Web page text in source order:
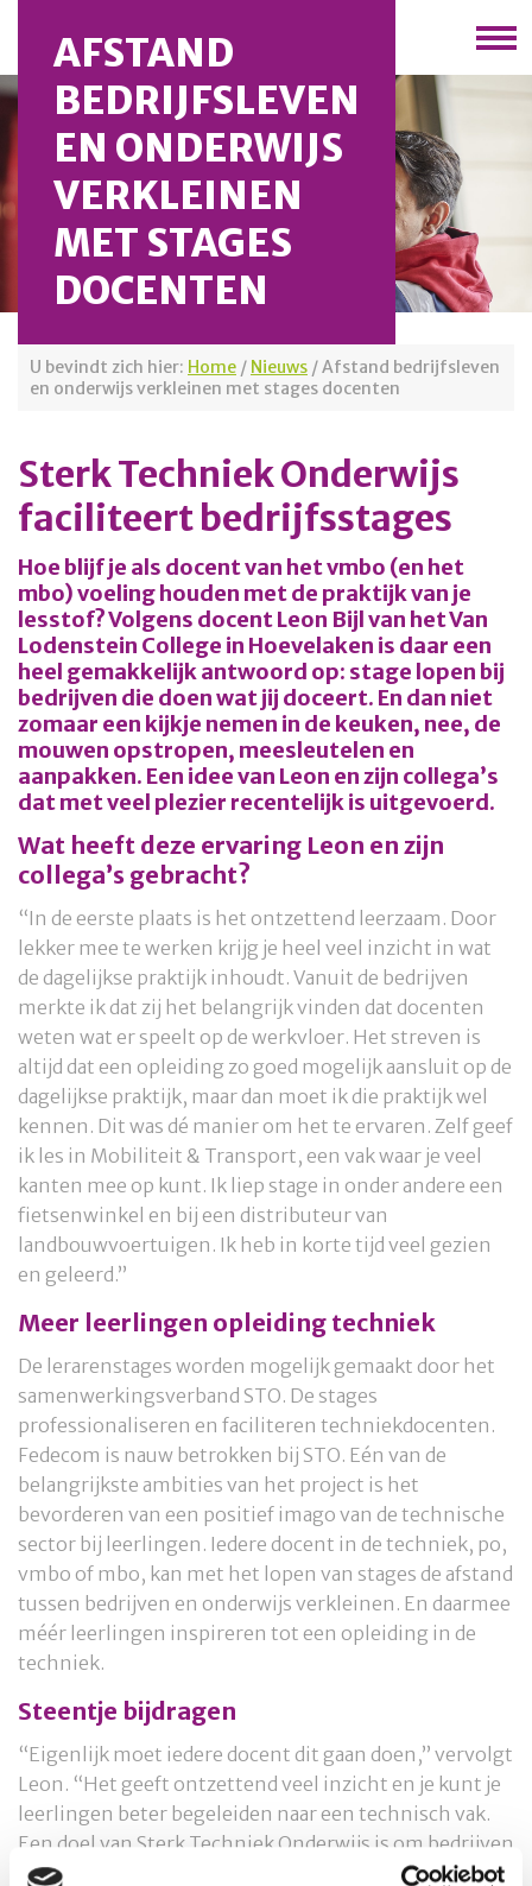
AFSTAND
BEDRIJFSLEVEN
EN ONDERWIJS
VERKLEINEN
MET STAGES
DOCENTEN
U bevindt zich hier: Home / Nieuws /Afstand bedrijfsleven
en onderwijs verkleinen met stages docenten
Sterk Techniek Onderwijs
faciliteert bedrijfsstages
Hoe blijf je als docent van het vmbo (en het
mbo) voeling houden met de praktijk van je
lesstof? Volgens docent Leon Bijl van het Van
Lodenstein College in Hoevelaken is daar een
heel gemakkelijk antwoord op: stage lopen bij
bedrijven die doen wat jij doceert. En dan niet
zomaar een kijkje nemen in de keuken, nee, de
mouwen opstropen, meesleutelen en
aanpakken. Een idee van Leon en zijn collega’s
dat met veel plezier recentelijk is uitgevoerd.
Wat heeft deze ervaring Leon en zijn
collega’s gebracht?
“In de eerste plaats is het ontzettend leerzaam. Door
lekker mee te werken krijg je heel veel inzicht in wat
de dagelijkse praktijk inhoudt. Vanuit de bedrijven
merkte ik dat zij het belangrijk vinden dat docenten
weten wat er speelt op de werkvloer. Het streven is
altijd dat een opleiding zo goed mogelijk aansluit op de
dagelijkse praktijk, maar dan moet ik die praktijk wel
kennen. Dit was dé manier om het te ervaren. Zelf geef
ik les in Mobiliteit & Transport, een vak waar je veel
kanten mee op kunt. Ik liep stage in onder andere een
fietsenwinkel en bij een distributeur van
landbouwvoertuigen. Ik heb in korte tijd veel gezien
en geleerd.”
Meer leerlingen opleiding techniek
De lerarenstages worden mogelijk gemaakt door het
samenwerkingsverband STO. De stages
professionaliseren en faciliteren techniekdocenten.
Fedecom is nauw betrokken bij STO. Eén van de
belangrijkste ambities van het project is het
bevorderen van een positief imago van de technische
sector bij leerlingen. Iedere docent in de techniek, po,
vmbo of mbo, kan met het lopen van stages de afstand
tussen bedrijven en onderwijs verkleinen. En daarmee
méér leerlingen inspireren tot een opleiding in de
techniek.
Steentje bijdragen
“Eigenlijk moet iedere docent dit gaan doen,” vervolgt
Leon. “Het geeft ontzettend veel inzicht en je kunt je
leerlingen beter begeleiden naar een technisch vak.
Een doel van Sterk Techniek Onderwijs is om bedrijven
en scholen met elkaar te verbinden en de afstand te